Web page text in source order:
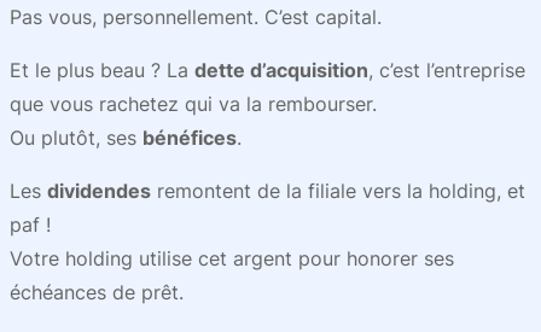
Pas vous, personnellement. C’est capital.
Et le plus beau ? La dette d’acquisition, c’est l’entreprise
que vous rachetez qui va la rembourser.
Ou plutôt, ses bénéfices.
Les dividendes remontent de la filiale vers la holding, et
paf !
Votre holding utilise cet argent pour honorer ses
échéances de prêt.